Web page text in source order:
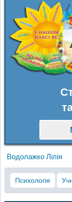
Водолажко Лілія
Психологія